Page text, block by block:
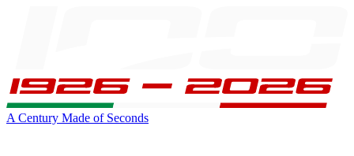
A Century Made of Seconds